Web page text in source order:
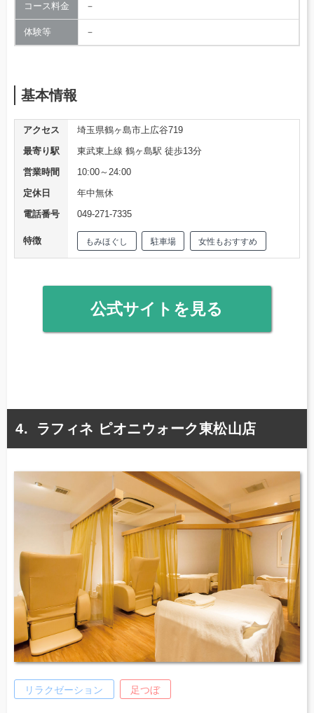
コース料金 －
体験等 －
基本情報
アクセス
埼玉県鶴ヶ島市上広谷719
最寄り駅
東武東上線 鶴ヶ島駅 徒歩13分
営業時間
10:00～24:00
定休日
年中無休
電話番号
049-271-7335
特徴 もみほぐし 駐車場 女性もおすすめ
公式サイトを見る
ラフィネ ピオニウォーク東松山店
リラクゼーション 足つぼ